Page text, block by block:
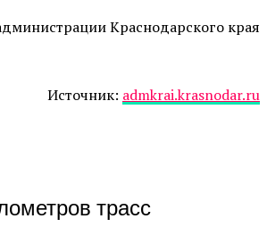
Краснодарского края
Источник: admkrai.krasnodar.ru
трасс